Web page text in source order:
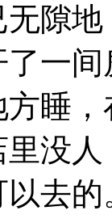
隙
一
睡
没
去